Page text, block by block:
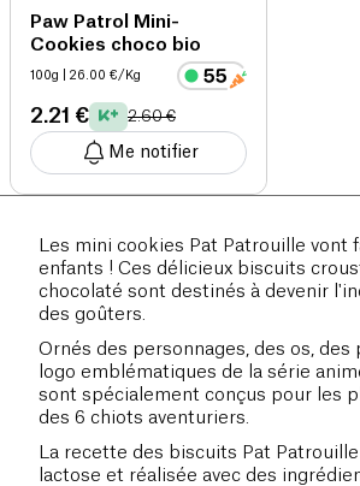
Paw Patrol Mini-
Cookies choco bio
100g | 26.00 €/Kg
2.21 € 2.60 €
Me notifier
Les mini cookies Pat Patrouille vont
enfants ! Ces délicieux biscuits
chocolaté sont destinés à devenir
des goûters.
Ornés des personnages, des os, des
logo emblématiques de la série
sont spécialement conçus pour les
des 6 chiots aventuriers.
La recette des biscuits Pat
lactose et réalisée avec des